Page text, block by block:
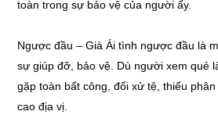
toàn trong sự bảo vệ của người ấy.
Ngược đầu – Già Ái tình ngược đầu là
sự giúp đỡ, bảo vệ. Dù người xem quẻ
gặp toàn bất công, đối xử tệ, thiếu
cao địa vị.